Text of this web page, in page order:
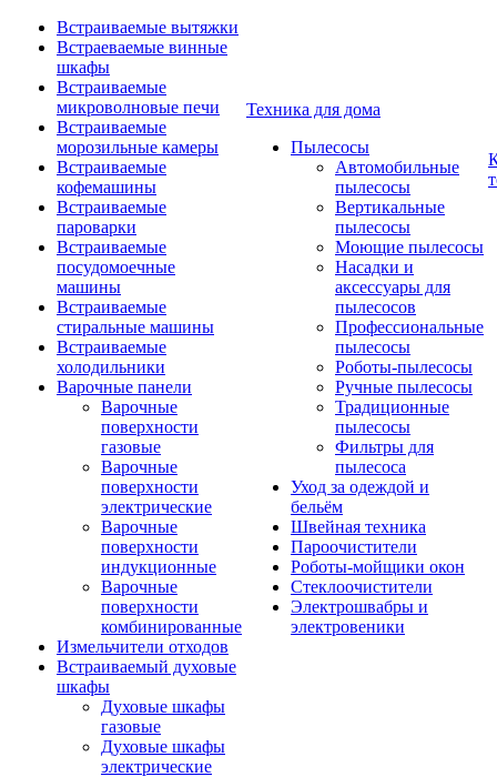
Встраиваемые вытяжки
Встраеваемые винные
шкафы
Встраиваемые
микроволновые печи
Встраиваемые
морозильные камеры
Встраиваемые
кофемашины
Встраиваемые
пароварки
Встраиваемые
посудомоечные
машины
Встраиваемые
стиральные машины
Встраиваемые
холодильники
Варочные панели
Варочные
поверхности
газовые
Варочные
поверхности
электрические
Варочные
поверхности
индукционные
Варочные
поверхности
комбинированные
Измельчители отходов
Встраиваемый духовые
шкафы
Духовые шкафы
газовые
Духовые шкафы
электрические
Техника для дома
Пылесосы
Автомобильные
пылесосы
Вертикальные
пылесосы
Моющие пылесосы
Насадки и
аксессуары для
пылесосов
Профессиональные
пылесосы
Роботы-пылесосы
Ручные пылесосы
Традиционные
пылесосы
Фильтры для
пылесоса
Уход за одеждой и
бельём
Швейная техника
Пароочистители
Роботы-мойщики окон
Стеклоочистители
Электрошвабры и
электровеники